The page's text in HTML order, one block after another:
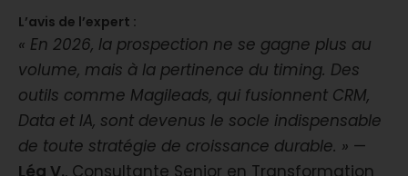
L’avis de l’expert :
« En 2026, la prospection ne se gagne plus au
volume, mais à la pertinence du timing. Des
outils comme Magileads, qui fusionnent CRM,
Data et IA, sont devenus le socle indispensable
de toute stratégie de croissance durable. » —
Léa V., Consultante Senior en Transformation